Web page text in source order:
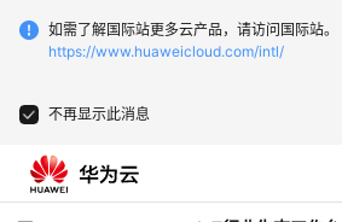
如需了解国际站更多云产品，请访问国际站。
https://www.huaweicloud.com/intl/
不再显示此消息